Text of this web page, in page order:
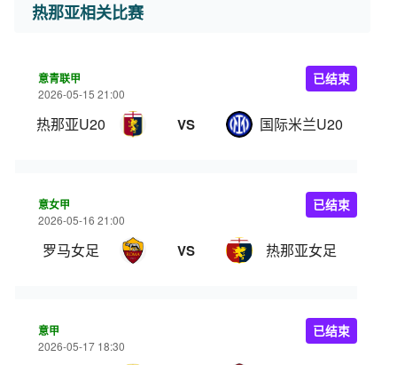
热那亚相关比赛
意青联甲
2026-05-15 21:00
热那亚U20 VS 国际米兰U20
已结束
意女甲
2026-05-16 21:00
罗马女足 VS 热那亚女足
已结束
意甲
2026-05-17 18:30
已结束